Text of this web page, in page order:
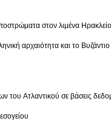
στον λιμένα
αρχαιότητα και το Βυζάντιο
Ατλαντικού σε βάσεις